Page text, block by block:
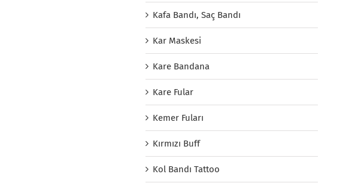
Kafa Bandı, Saç Bandı
Kar Maskesi
Kare Bandana
Kare Fular
Kemer Fuları
Kırmızı Buff
Kol Bandı Tattoo